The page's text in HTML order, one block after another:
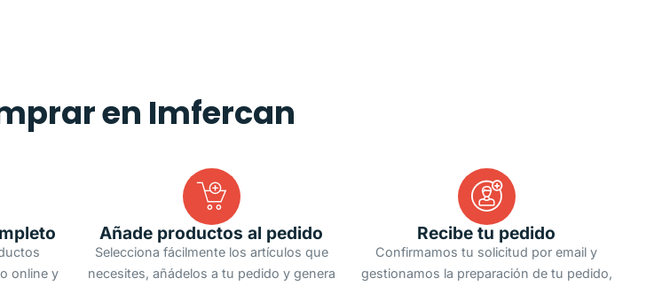
en Imfercan
online y
Añade productos al pedido
Selecciona fácilmente los artículos que
necesites, añádelos a tu pedido y genera
Recibe tu pedido
Confirmamos tu solicitud por email y
gestionamos la preparación de tu pedido,